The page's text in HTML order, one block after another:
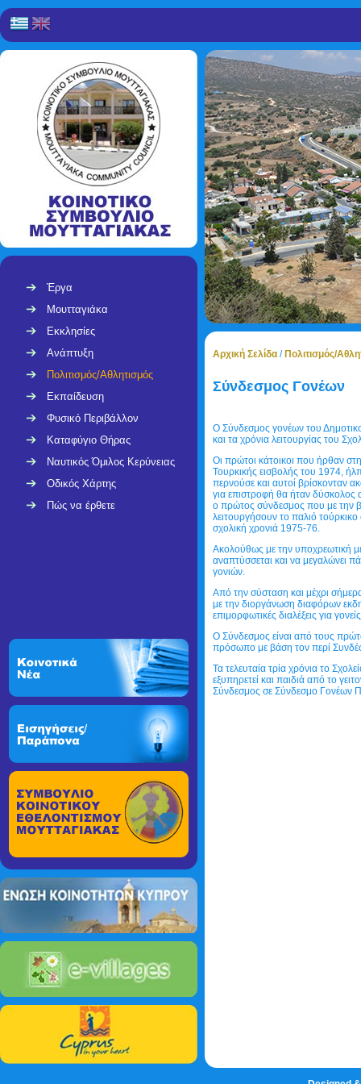
Έργα
Μουτταγιάκα
Εκκλησίες
Ανάπτυξη
Πολιτισμός/Αθλητισμός
Εκπαίδευση
Φυσικό Περιβάλλον
Καταφύγιο Θήρας
Ναυτικός Όμιλος Κερύνειας
Οδικός Χάρτης
Πώς να έρθετε
Αρχική Σελίδα/ Πολιτισμός/
Σύνδεσμος Γονέων
Ο Σύνδεσμος γονέων του
και τα χρόνια λειτουργίας του
Οι πρώτοι κάτοικοι που ήρθαν
Τουρκικής εισβολής του 1974,
περνούσε και αυτοί βρίσκονταν
για επιστροφή θα ήταν δύσκολος
ο πρώτος σύνδεσμος που με την
λειτουργήσουν το παλιό
σχολική χρονιά 1975-76.
Ακολούθως με την υποχρεωτική
αναπτύσσεται και να μεγαλώνει
γονιών.
Από την σύσταση και μέχρι
με την διοργάνωση διαφόρων
επιμορφωτικές διαλέξεις για
Ο Σύνδεσμος είναι από τους
πρόσωπο με βάση τον περί
Τα τελευταία τρία χρόνια το
εξυπηρετεί και παιδιά από το
Σύνδεσμος σε Σύνδεσμο Γονέων